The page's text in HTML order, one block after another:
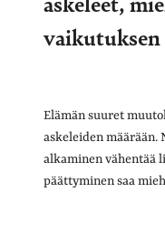
vaikutuksen
Elämän suuret
askeleiden määrään.
alkaminen vähentää
päättyminen saa